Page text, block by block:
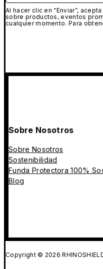
Al hacer clic en “Enviar”,
sobre productos, eventos
cualquier momento. Para
Sobre Nosotros
Sobre Nosotros
Sostenibilidad
Funda Protectora 100%
Blog
Copyright © 2026